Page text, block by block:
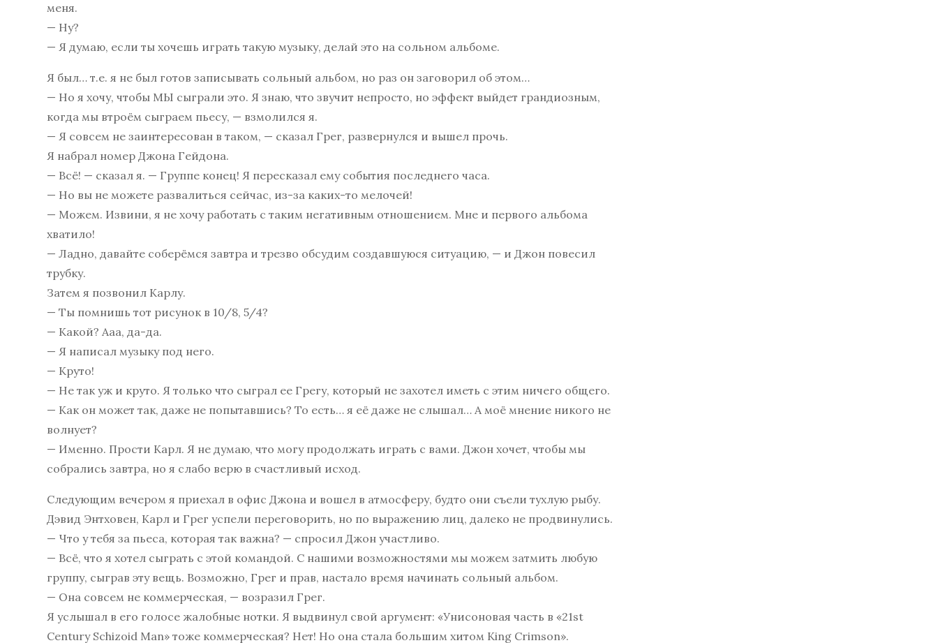
меня.
— Ну?
— Я думаю, если ты хочешь играть такую музыку, делай это на сольном альбоме.
Я был… т.е. я не был готов записывать сольный альбом, но раз он заговорил об этом…
— Но я хочу, чтобы МЫ сыграли это. Я знаю, что звучит непросто, но эффект выйдет грандиозным,
когда мы втроём сыграем пьесу, — взмолился я.
— Я совсем не заинтересован в таком, — сказал Грег, развернулся и вышел прочь.
Я набрал номер Джона Гейдона.
— Всё! — сказал я. — Группе конец! Я пересказал ему события последнего часа.
— Но вы не можете развалиться сейчас, из-за каких-то мелочей!
— Можем. Извини, я не хочу работать с таким негативным отношением. Мне и первого альбома
хватило!
— Ладно, давайте соберёмся завтра и трезво обсудим создавшуюся ситуацию, — и Джон повесил
трубку.
Затем я позвонил Карлу.
— Ты помнишь тот рисунок в 10/8, 5/4?
— Какой? Ааа, да-да.
— Я написал музыку под него.
— Круто!
— Не так уж и круто. Я только что сыграл ее Грегу, который не захотел иметь с этим ничего общего.
— Как он может так, даже не попытавшись? То есть… я её даже не слышал… А моё мнение никого не
волнует?
— Именно. Прости Карл. Я не думаю, что могу продолжать играть с вами. Джон хочет, чтобы мы
собрались завтра, но я слабо верю в счастливый исход.
Следующим вечером я приехал в офис Джона и вошел в атмосферу, будто они съели тухлую рыбу.
Дэвид Энтховен, Карл и Грег успели переговорить, но по выражению лиц, далеко не продвинулись.
— Что у тебя за пьеса, которая так важна? — спросил Джон участливо.
— Всё, что я хотел сыграть с этой командой. С нашими возможностями мы можем затмить любую
группу, сыграв эту вещь. Возможно, Грег и прав, настало время начинать сольный альбом.
— Она совсем не коммерческая, — возразил Грег.
Я услышал в его голосе жалобные нотки. Я выдвинул свой аргумент: «Унисоновая часть в «21st
Century Schizoid Man» тоже коммерческая? Нет! Но она стала большим хитом King Crimson».